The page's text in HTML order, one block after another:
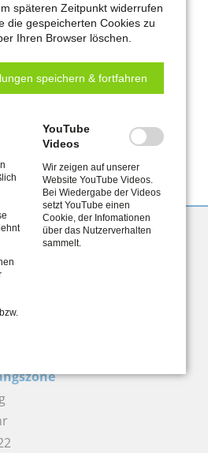
und Schulbücher
späteren Zeitpunkt widerrufen
die gespeicherten Cookies zu
Ihren Browser löschen.
speichern & fortfahren
bzw.
YouTube
Videos
Wir zeigen auf unserer
Website YouTube Videos.
Bei Wiedergabe der Videos
setzt YouTube einen
Cookie, der Infomationen
über das Nutzerverhalten
sammelt.